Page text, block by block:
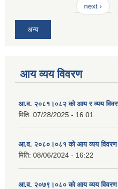
next ›
अन्य
आय व्यय विवरण
आ.व. २०८१।०८२ को आय र व्यय
मिति: 07/28/2025 - 16:01
आ.व. २०८०।०८१ को आय व्यय विवरण
मिति: 08/06/2024 - 16:22
आ.व. २०७९।०८० को आय व्यय विवरण